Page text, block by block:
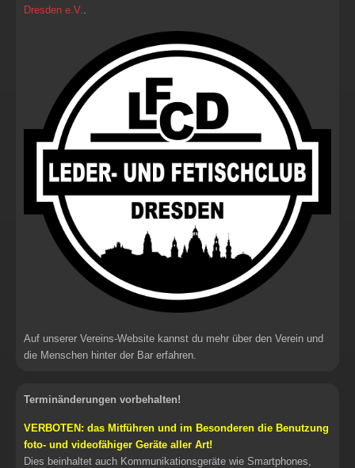
Dresden e.V.
Auf unserer Vereins-Website kannst du mehr über den Verein und
die Menschen hinter der Bar erfahren.
Terminänderungen vorbehalten!
VERBOTEN: das Mitführen und im Besonderen die Benutzung
foto- und videofähiger Geräte aller Art!
Dies beinhaltet auch Kommunikationsgeräte wie Smartphones,